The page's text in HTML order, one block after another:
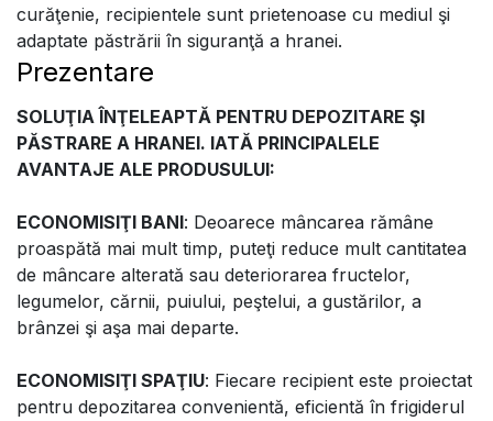
curăţenie, recipientele sunt prietenoase cu mediul şi
adaptate păstrării în siguranţă a hranei.
Prezentare
SOLUŢIA ÎNŢELEAPTĂ PENTRU DEPOZITARE ŞI
PĂSTRARE A HRANEI. IATĂ PRINCIPALELE
AVANTAJE ALE PRODUSULUI:
ECONOMISIŢI BANI: Deoarece mâncarea rămâne
proaspătă mai mult timp, puteţi reduce mult cantitatea
de mâncare alterată sau deteriorarea fructelor,
legumelor, cărnii, puiului, peştelui, a gustărilor, a
brânzei şi aşa mai departe.
ECONOMISIŢI SPAŢIU: Fiecare recipient este proiectat
pentru depozitarea convenientă, eficientă în frigiderul